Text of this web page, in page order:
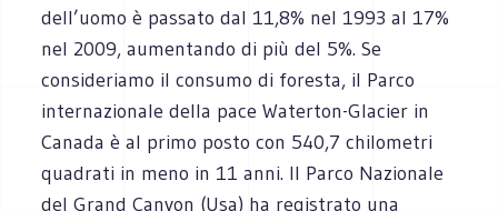
dell’uomo è passato dal 11,8% nel 1993 al 17%
nel 2009, aumentando di più del 5%. Se
consideriamo il consumo di foresta, il Parco
internazionale della pace Waterton-Glacier in
Canada è al primo posto con 540,7 chilometri
quadrati in meno in 11 anni. Il Parco Nazionale
del Grand Canyon (Usa) ha registrato una